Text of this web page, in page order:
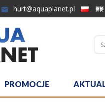
hurt@aquaplanet.pl
PROMOCJE